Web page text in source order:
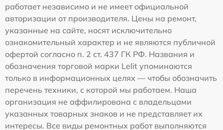
работает независимо и не имеет официальной
авторизации от производителя. Цены на ремонт,
указанные на сайте, носят исключительно
ознакомительный характер и не являются публичной
офертой согласно п. 2 ст. 437 ГК РФ. Названия и
обозначения торговой марки Lelit упоминаются
только в информационных целях — чтобы обозначить
перечень техники, с которой мы работаем. Наша
организация не аффилирована с владельцами
указанных товарных знаков и не представляет их
интересы. Все виды ремонтных работ выполняются